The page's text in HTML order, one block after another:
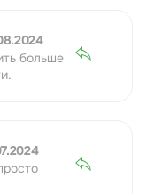
больше